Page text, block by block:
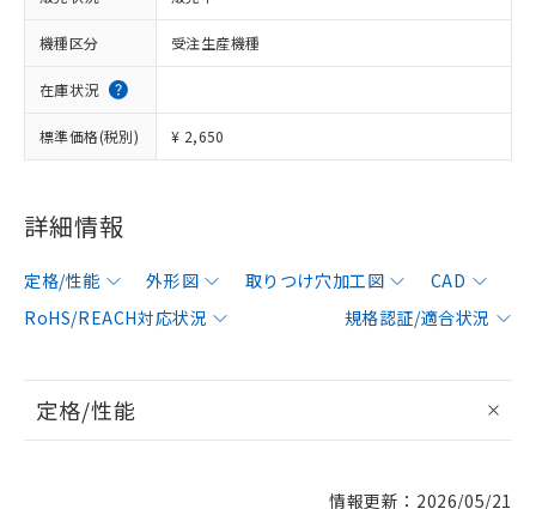
機種区分 受注生産機種
在庫状況
標準価格(税別) ¥ 2,650
詳細情報
定格/性能 外形図 取りつけ穴加工図
CAD
RoHS/REACH対応状況
規格認証/適合状況
定格/性能
情報更新：2026/05/21